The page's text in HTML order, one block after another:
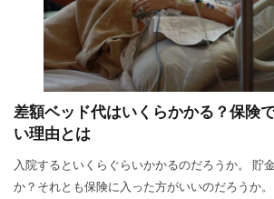
差額ベッド代はいくらかかる？保険
い理由とは
入院するといくらぐらいかかるのだろうか。 貯
か？それとも保険に入った方がいいのだろうか